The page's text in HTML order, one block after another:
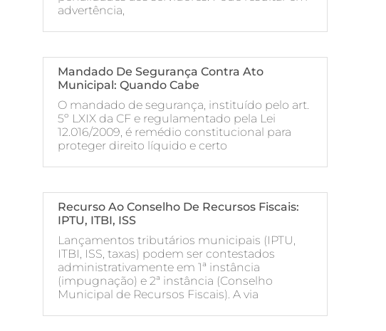
advertência,
Mandado De Segurança Contra Ato
Municipal: Quando Cabe
O mandado de segurança, instituído pelo art.
5º LXIX da CF e regulamentado pela Lei
12.016/2009, é remédio constitucional para
proteger direito líquido e certo
Recurso Ao Conselho De Recursos Fiscais:
IPTU, ITBI, ISS
Lançamentos tributários municipais (IPTU,
ITBI, ISS, taxas) podem ser contestados
administrativamente em 1ª instância
(impugnação) e 2ª instância (Conselho
Municipal de Recursos Fiscais). A via